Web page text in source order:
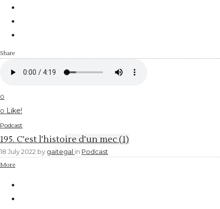
Share
0
0 Like!
Podcast
195. C’est l’histoire d’un mec (1)
18 July 2022 by gaitegal in Podcast
More